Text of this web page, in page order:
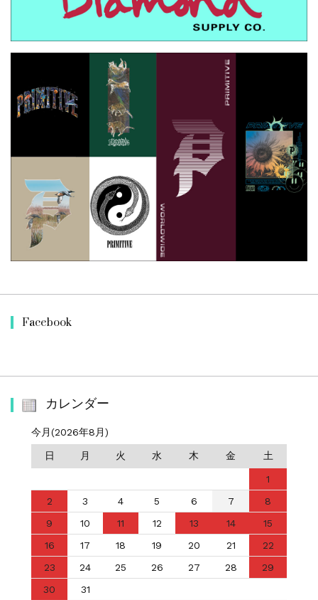
Facebook
カレンダー
今月(2026年8月)
日 月 火 水 木 金 土
1
2
3 4 5 6 7
8
9
10 11 12 13 14
15
16
17 18 19 20 21
22
23
24 25 26 27 28
29
30
31